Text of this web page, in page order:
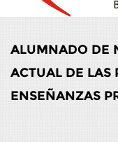
ALUMNADO DE
ACTUAL DE LAS
ENSEÑANZAS